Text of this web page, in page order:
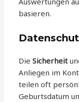
basieren.
DieSicherheit
Anliegen im
teilen oft
Geburtsdatum